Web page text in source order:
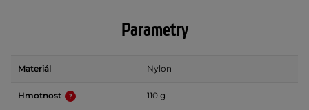
Parametry
Materiál Nylon
Hmotnost 110 g